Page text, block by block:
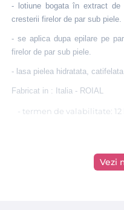
- lotiune bogata în extract de
cresterii firelor de par sub piele.
- se aplica dupa epilare pe
firelor de par sub piele.
- lasa pielea hidratata,
Fabricat in : Italia - ROIAL
- termen de valabilitate:
Tutorial epilare cu
Vezi